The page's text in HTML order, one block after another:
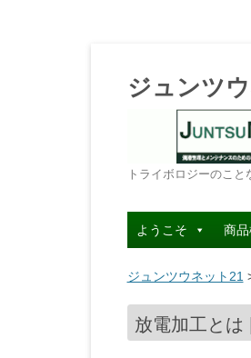
ジュンツ
トライボロジーのこ
ようこそ 商
ジュンツウネット21
放電加工とは